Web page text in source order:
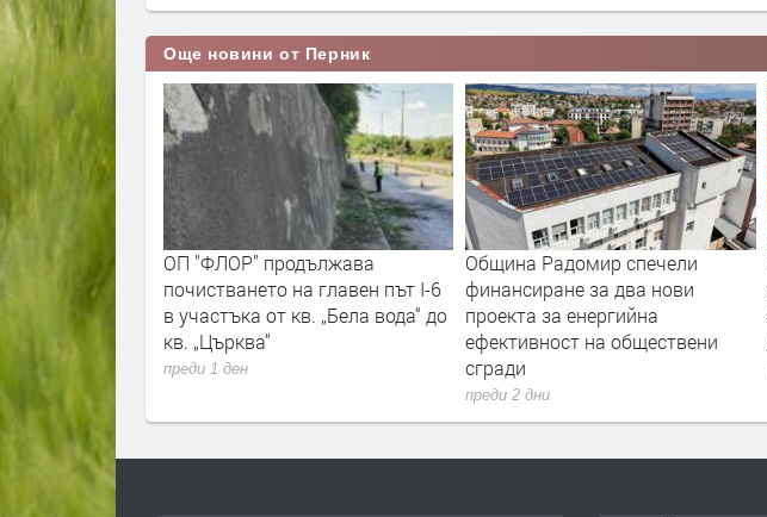
Още новини от Перник
Перник ще
културна
ОП "ФЛОР" продължава
почистването на главен път I-6
в участъка от кв. „Бела вода“ до
кв. „Църква“
преди 1 ден
Община Радомир спечели
финансиране за два нови
проекта за енергийна
ефективност на обществени
сгради
преди 2 дни